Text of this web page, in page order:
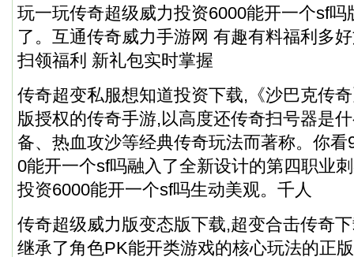
玩一玩传奇超级威力投资6000能开一个sf
了。互通传奇威力手游网 有趣有料福利多
扫领福利 新礼包实时掌握
传奇超变私服想知道投资下载,《沙巴克传
版授权的传奇手游,以高度还传奇扫号器是
备、热血攻沙等经典传奇玩法而著称。你看
0能开一个sf吗融入了全新设计的第四职业
投资6000能开一个sf吗生动美观。千人
传奇超级威力版变态版下载,超变合击传奇
继承了角色PK能开类游戏的核心玩法的正